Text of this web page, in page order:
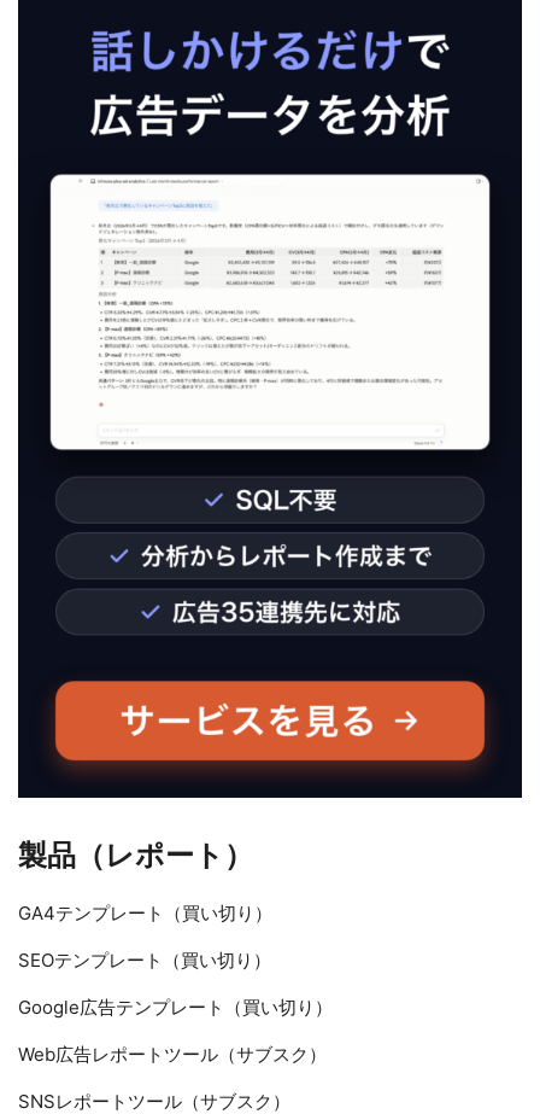
製品（レポート）
GA4テンプレート（買い切り）
SEOテンプレート（買い切り）
Google広告テンプレート（買い切り）
Web広告レポートツール（サブスク）
SNSレポートツール（サブスク）